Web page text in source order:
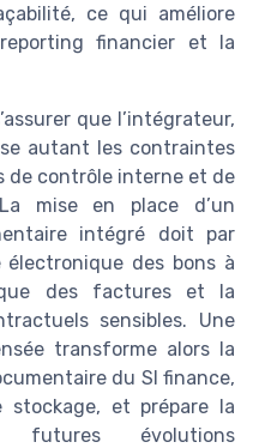
ce qui améliore
financier et la
que l’intégrateur,
autant les contraintes
de contrôle interne et de
mise en place d’un
intégré doit par
des bons à
des factures et la
sensibles. Une
transforme alors la
du SI finance,
stockage, et prépare la
évolutions